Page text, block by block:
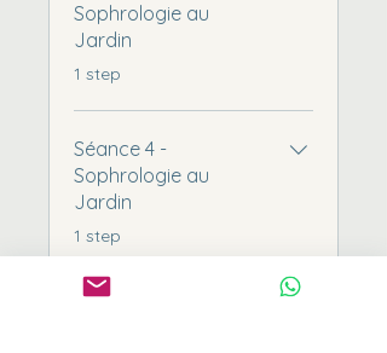
Sophrologie au
Jardin
.1 step
Séance 4 -
Sophrologie au
Jardin
.1 step